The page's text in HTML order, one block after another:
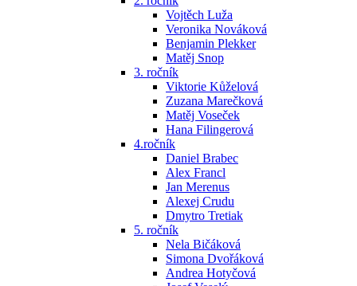
Vojtěch Luža
Veronika Nováková
Benjamin Plekker
Matěj Snop
3. ročník
Viktorie Kůželová
Zuzana Marečková
Matěj Voseček
Hana Filingerová
4.ročník
Daniel Brabec
Alex Francl
Jan Merenus
Alexej Crudu
Dmytro Tretiak
5. ročník
Nela Bičáková
Simona Dvořáková
Andrea Hotyčová